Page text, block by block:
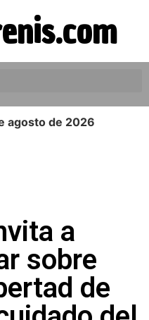
agosto de 2026
a
sobre
de